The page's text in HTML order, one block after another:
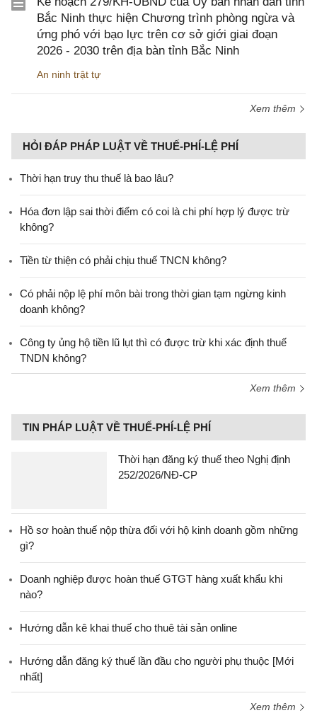
Bắc Ninh thực hiện Chương trình phòng ngừa và
ứng phó với bạo lực trên cơ sở giới giai đoạn
2026 - 2030 trên địa bàn tỉnh Bắc Ninh
An ninh trật tự
Xem thêm
HỎI ĐÁP PHÁP LUẬT VỀ THUẾ-PHÍ-LỆ PHÍ
Thời hạn truy thu thuế là bao lâu?
Hóa đơn lập sai thời điểm có coi là chi phí hợp lý được trừ
không?
Tiền từ thiện có phải chịu thuế TNCN không?
Có phải nộp lệ phí môn bài trong thời gian tạm ngừng kinh
doanh không?
Công ty ủng hộ tiền lũ lụt thì có được trừ khi xác định thuế
TNDN không?
Xem thêm
TIN PHÁP LUẬT VỀ THUẾ-PHÍ-LỆ PHÍ
Thời hạn đăng ký thuế theo Nghị định
252/2026/NĐ-CP
Hồ sơ hoàn thuế nộp thừa đối với hộ kinh doanh gồm những
gì?
Doanh nghiệp được hoàn thuế GTGT hàng xuất khẩu khi
nào?
Hướng dẫn kê khai thuế cho thuê tài sản online
Hướng dẫn đăng ký thuế lần đầu cho người phụ thuộc [Mới
nhất]
Xem thêm